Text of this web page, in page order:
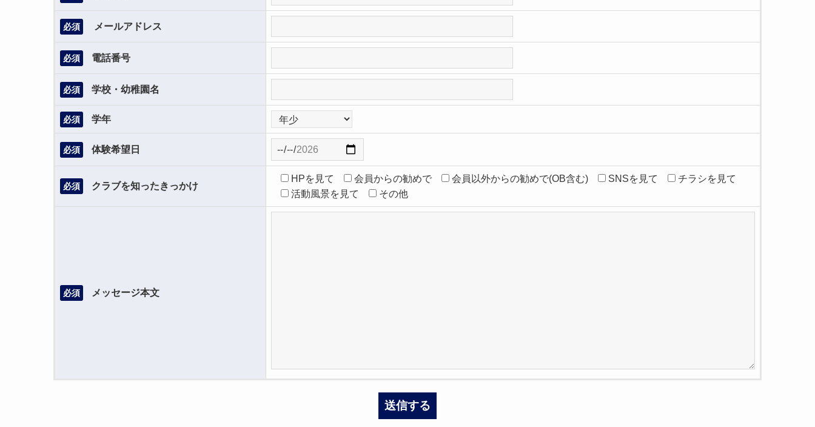
必須 メールアドレス
必須 電話番号
必須 学校・幼稚園名
必須 学年
必須 体験希望日
必須 クラブを知ったきっかけ
HPを見て 会員からの勧めで 会員以外からの勧めで(OB含む) SNSを見て
チラシを見て
活動風景を見て
その他
必須 メッセージ本文